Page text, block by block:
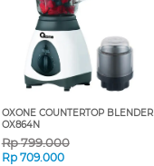
OXONE COUNTERTOP BLENDER
OX864N
Rp799.000
Rp 709.000